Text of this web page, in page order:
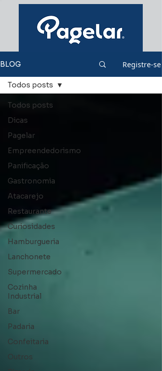
BLOG Registre-se
Todos posts
Dicas
Pagelar
Empreendedorismo
Panificação
Gastronomia
Atacarejo
Restaurante
Curiosidades
Hamburgueria
Lanchonete
Supermercado
Cozinha
Industrial
Bar
Padaria
Confeitaria
Outros
Todos posts